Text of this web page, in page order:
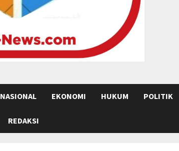
NASIONAL EKONOMI HUKUM POLITIK
REDAKSI